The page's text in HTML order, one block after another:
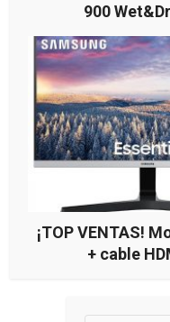
900
¡TOP VENTAS!
+ cable